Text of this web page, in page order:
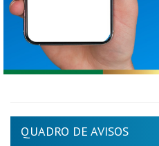
QUADRO DE AVISOS